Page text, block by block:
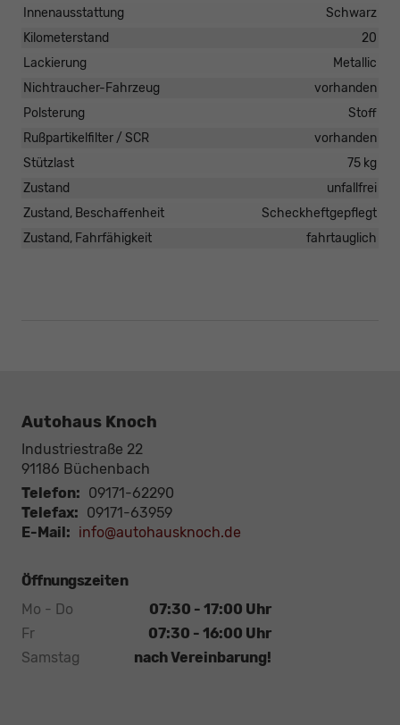
Innenausstattung
Schwarz
Kilometerstand
20
Lackierung
Metallic
Nichtraucher-Fahrzeug
vorhanden
Polsterung
Stoff
Rußpartikelfilter / SCR
vorhanden
Stützlast
75 kg
Zustand
unfallfrei
Zustand, Beschaffenheit
Scheckheftgepflegt
Zustand, Fahrfähigkeit
fahrtauglich
Autohaus Knoch
Industriestraße 22
91186 Büchenbach
Telefon: 09171-62290
Telefax: 09171-63959
E-Mail: info@autohausknoch.de
Öffnungszeiten
Mo - Do
07:30 - 17:00 Uhr
Fr
07:30 - 16:00 Uhr
Samstag
nach Vereinbarung!